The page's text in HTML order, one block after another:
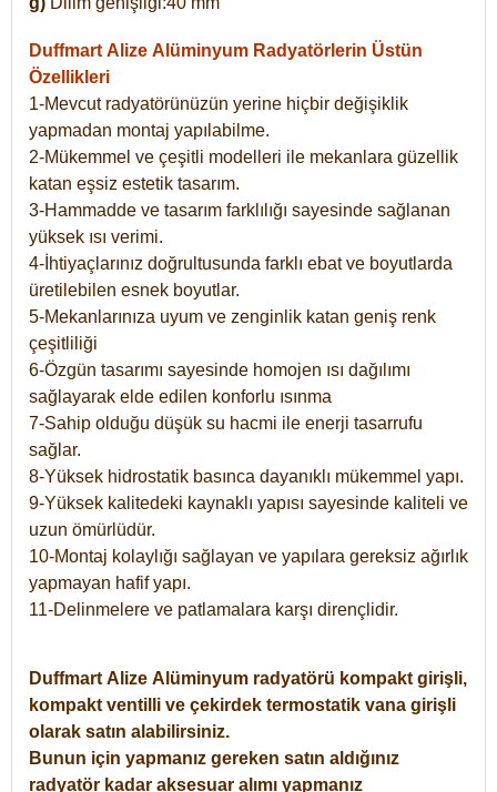
Duffmart Alize Alüminyum Radyatörlerin Üstün
Özellikleri
1-Mevcut radyatörünüzün yerine hiçbir değişiklik
yapmadan montaj yapılabilme.
2-Mükemmel ve çeşitli modelleri ile mekanlara güzellik
katan eşsiz estetik tasarım.
3-Hammadde ve tasarım farklılığı sayesinde sağlanan
yüksek ısı verimi.
4-İhtiyaçlarınız doğrultusunda farklı ebat ve boyutlarda
üretilebilen esnek boyutlar.
5-Mekanlarınıza uyum ve zenginlik katan geniş renk
çeşitliliği
6-Özgün tasarımı sayesinde homojen ısı dağılımı
sağlayarak elde edilen konforlu ısınma
7-Sahip olduğu düşük su hacmi ile enerji tasarrufu
sağlar.
8-Yüksek hidrostatik basınca dayanıklı mükemmel yapı.
9-Yüksek kalitedeki kaynaklı yapısı sayesinde kaliteli ve
uzun ömürlüdür.
10-Montaj kolaylığı sağlayan ve yapılara gereksiz ağırlık
yapmayan hafif yapı.
11-Delinmelere ve patlamalara karşı dirençlidir.
Duffmart Alize Alüminyum radyatörü kompakt girişli,
kompakt ventilli ve çekirdek termostatik vana girişli
olarak satın alabilirsiniz.
Bunun için yapmanız gereken satın aldığınız
radyatör kadar aksesuar alımı yapmanız